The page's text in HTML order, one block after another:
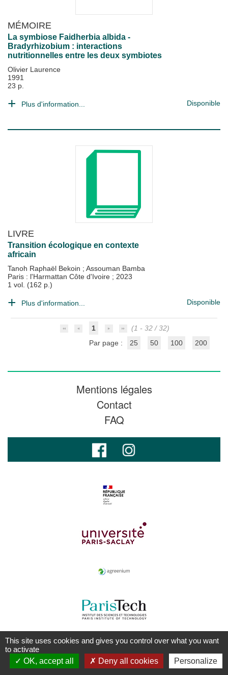
MÉMOIRE
La symbiose Faidherbia albida -
Bradyrhizobium : interactions
nutritionnelles entre les deux symbiotes
Olivier Laurence
1991
23 p.
Plus d'information... Disponible
LIVRE
Transition écologique en contexte
africain
Tanoh Raphaël Bekoin ; Assouman Bamba
Paris : l'Harmattan Côte d'Ivoire ; 2023
1 vol. (162 p.)
Plus d'information... Disponible
1
(1 - 32 / 32)
Par page :
25 50 100 200
Mentions légales
Contact
FAQ
This site uses cookies and gives you control over what you want
to activate
OK, accept all
Deny all cookies Personalize